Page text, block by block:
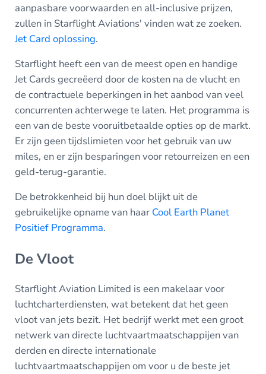
aanpasbare voorwaarden en all-inclusive prijzen,
zullen in Starflight Aviations' vinden wat ze zoeken.
Jet Card oplossing.
Starflight heeft een van de meest open en handige
Jet Cards gecreëerd door de kosten na de vlucht en
de contractuele beperkingen in het aanbod van veel
concurrenten achterwege te laten. Het programma is
een van de beste vooruitbetaalde opties op de markt.
Er zijn geen tijdslimieten voor het gebruik van uw
miles, en er zijn besparingen voor retourreizen en een
geld-terug-garantie.
De betrokkenheid bij hun doel blijkt uit de
gebruikelijke opname van haar Cool Earth Planet
Positief Programma.
De Vloot
Starflight Aviation Limited is een makelaar voor
luchtcharterdiensten, wat betekent dat het geen
vloot van jets bezit. Het bedrijf werkt met een groot
netwerk van directe luchtvaartmaatschappijen van
derden en directe internationale
luchtvaartmaatschappijen om voor u de beste jet